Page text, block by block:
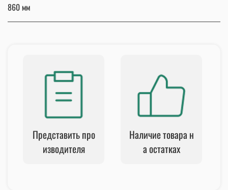
860 мм
Представить про
изводителя
Наличие товара н
а остатках